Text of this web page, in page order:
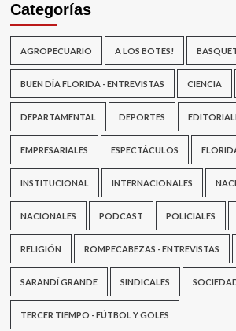
Categorías
AGROPECUARIO A LOS BOTES!
BUEN DÍA FLORIDA - ENTREVISTAS CIENCIA
DEPARTAMENTAL DEPORTES
EMPRESARIALES ESPECTÁCULOS
INSTITUCIONAL INTERNACIONALES
NACIONALES PODCAST POLICIALES
RELIGIÓN ROMPECABEZAS - ENTREVISTAS
SARANDÍ GRANDE SINDICALES
TERCER TIEMPO - FÚTBOL Y GOLES